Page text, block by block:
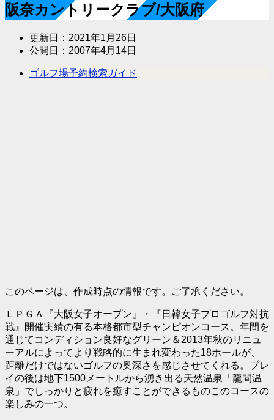
阪奈カントリークラブ/大阪府
更新日： 2021年1月26日
公開日： 2007年4月14日
ゴルフ場予約検索ガイド
このページは、作成時点の情報です。ご了承ください。
ＬＰＧＡ『大阪女子オープン』・『日韓女子プロゴルフ対抗
戦』開催実績の有る本格都市型チャンピオンコース。年間を
通じてコンディション良好なグリーン＆2013年秋のリニュ
ーアルによってより戦略的に生まれ変わった18ホールが、
距離だけではないゴルフの奥深さを感じさせてくれる。プレ
イの後は地下1500メートルから湧き出る天然温泉「龍間温
泉」でしっかりと疲れを癒すことができるものこのコースの
楽しみの一つ。